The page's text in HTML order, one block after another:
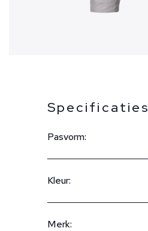
Specificaties
Pasvorm:
Kleur:
Merk: